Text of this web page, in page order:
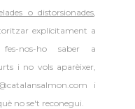
o distorsionades,
explícitament a
nos-ho saber a
i no vols aparèixer,
i
no se't reconegui.